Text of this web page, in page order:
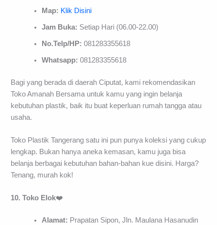
Map: Klik Disini
Jam Buka: Setiap Hari (06.00-22.00)
No.Telp/HP: 081283355618
Whatsapp:081283355618
Bagi yang berada di daerah Ciputat, kami rekomendasikan
Toko Amanah Bersama untuk kamu yang ingin belanja
kebutuhan plastik, baik itu buat keperluan rumah tangga atau
usaha.
Toko Plastik Tangerang satu ini pun punya koleksi yang cukup
lengkap. Bukan hanya aneka kemasan, kamu juga bisa
belanja berbagai kebutuhan bahan-bahan kue disini. Harga?
Tenang, murah kok!
10. Toko Elok❤️
Alamat: Prapatan Sipon, Jln. Maulana Hasanudin